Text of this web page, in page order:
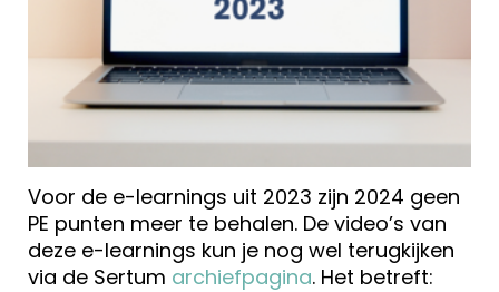
Voor de e-learnings uit 2023 zijn 2024 geen
PE punten meer te behalen. De video’s van
deze e-learnings kun je nog wel terugkijken
via de Sertum archiefpagina. Het betreft: